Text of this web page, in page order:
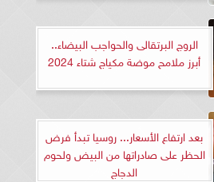
الروج البرتقالى والحواجب البيضاء..
أبرز ملامح موضة مكياج شتاء 2024
بعد ارتفاع الأسعار... روسيا تبدأ فرض
الحظر على صادراتها من البيض ولحوم
الدجاج